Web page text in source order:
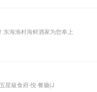
东海渔村海鲜酒家为您奉上
星級食府-悅·餐廳(J